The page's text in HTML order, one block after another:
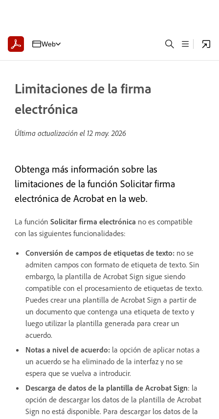
Web
Limitaciones de la firma
electrónica
Última actualización el 12 may. 2026
Obtenga más información sobre las
limitaciones de la función Solicitar firma
electrónica de Acrobat en la web.
La función Solicitar firma electrónica no es compatible
con las siguientes funcionalidades:
Conversión de campos de etiquetas de texto: no se
admiten campos con formato de etiqueta de texto. Sin
embargo, la plantilla de Acrobat Sign sigue siendo
compatible con el procesamiento de etiquetas de texto.
Puedes crear una plantilla de Acrobat Sign a partir de
un documento que contenga una etiqueta de texto y
luego utilizar la plantilla generada para crear un
acuerdo.
Notas a nivel de acuerdo: la opción de aplicar notas a
un acuerdo se ha eliminado de la interfaz y no se
espera que se vuelva a introducir.
Descarga de datos de la plantilla de Acrobat Sign: la
opción de descargar los datos de la plantilla de Acrobat
Sign no está disponible. Para descargar los datos de la